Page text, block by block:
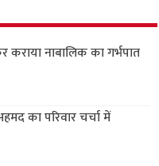
कराया नाबालिक का गर्भपात
का परिवार चर्चा में